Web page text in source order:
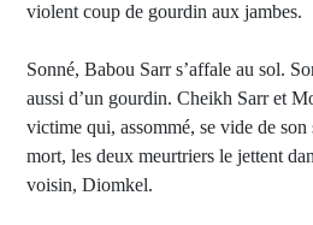
violent coup de gourdin aux jambes.
Sonné, Babou Sarr s’affale au sol.
aussi d’un gourdin. Cheikh Sarr et
victime qui, assommé, se vide de
mort, les deux meurtriers le jettent
voisin, Diomkel.